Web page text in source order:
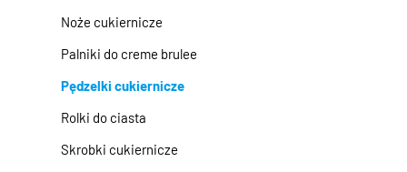
Noże cukiernicze
Palniki do creme brulee
Pędzelki cukiernicze
Rolki do ciasta
Skrobki cukiernicze